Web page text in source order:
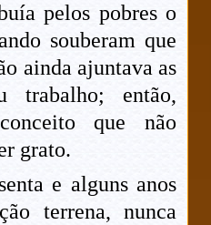
pelos pobres o
souberam que
ainda ajuntava as
trabalho; então,
que não
grato.
e alguns anos
terrena, nunca